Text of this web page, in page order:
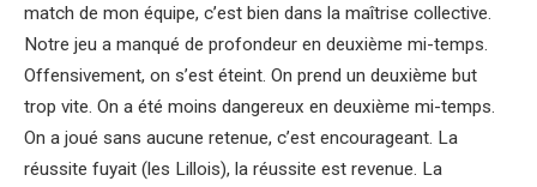
match de mon équipe, c’est bien dans la maîtrise collective.
Notre jeu a manqué de profondeur en deuxième mi-temps.
Offensivement, on s’est éteint. On prend un deuxième but
trop vite. On a été moins dangereux en deuxième mi-temps.
On a joué sans aucune retenue, c’est encourageant. La
réussite fuyait (les Lillois), la réussite est revenue. La